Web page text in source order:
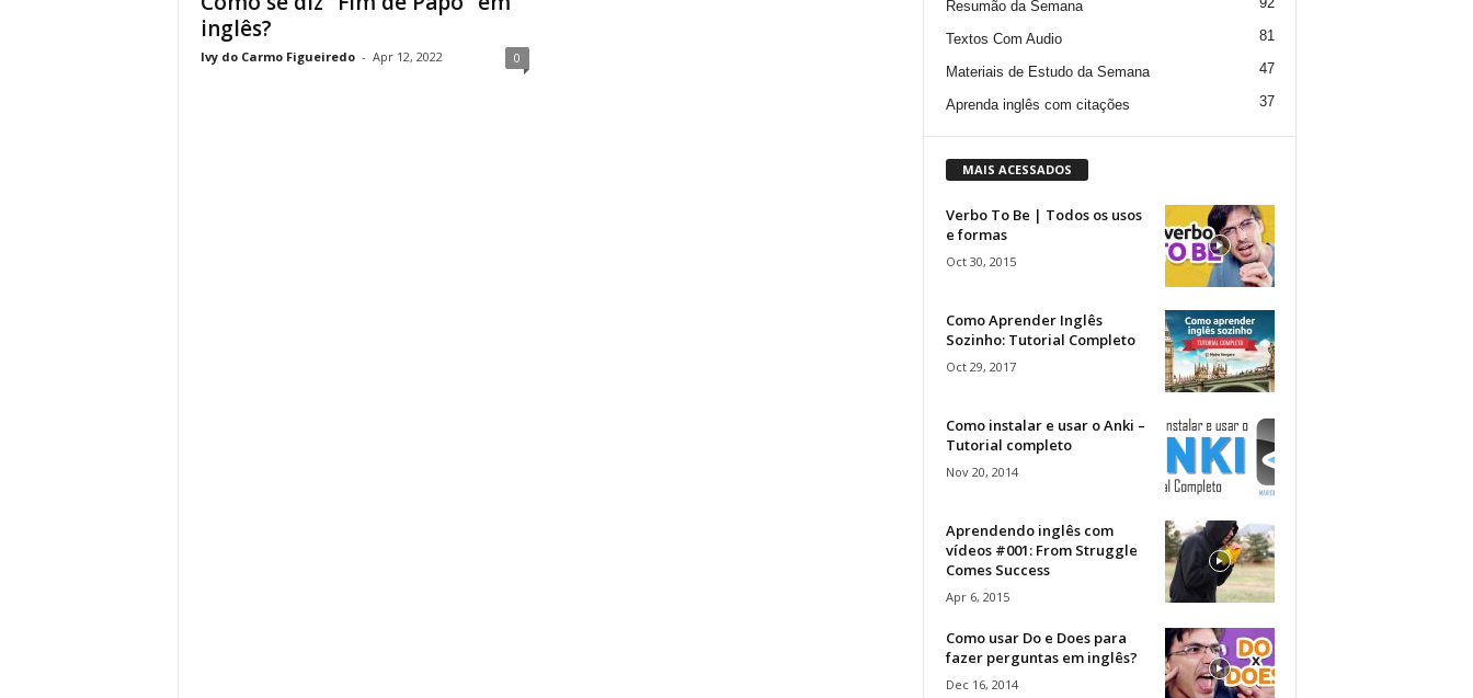
inglês?
Ivy do Carmo Figueiredo - Apr 12, 2022 0
Resumão da Semana
Textos Com Audio 81
Materiais de Estudo da Semana 47
Aprenda inglês com citações 37
MAIS ACESSADOS
Verbo To Be | Todos os usos
e formas
Oct 30, 2015
Como Aprender Inglês
Sozinho: Tutorial Completo
Oct 29, 2017
Como instalar e usar o Anki –
Tutorial completo
Nov 20, 2014
Aprendendo inglês com
vídeos #001: From Struggle
Comes Success
Apr 6, 2015
Como usar Do e Does para
fazer perguntas em inglês?
Dec 16, 2014